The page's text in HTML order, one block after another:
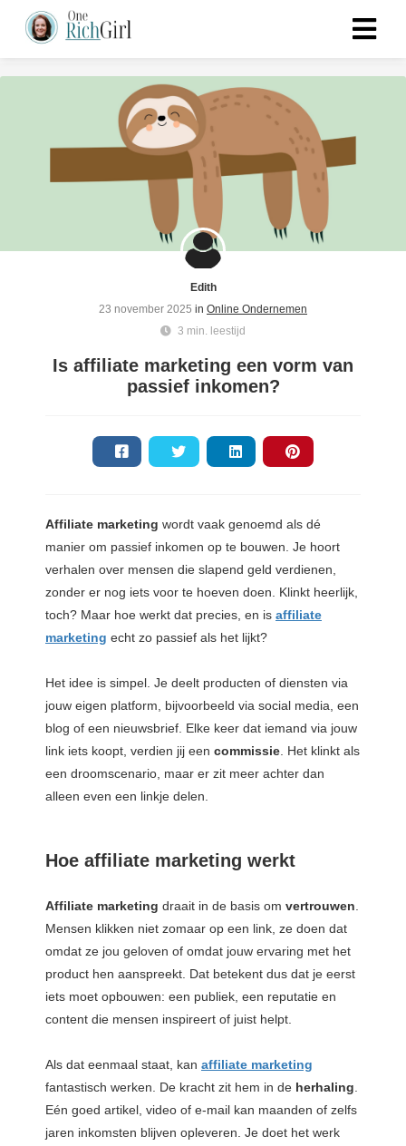
Edith
23 november 2025 in Online Ondernemen
3 min. leestijd
Is affiliate marketing een vorm van
passief inkomen?
Affiliate marketing wordt vaak genoemd als dé
manier om passief inkomen op te bouwen. Je hoort
verhalen over mensen die slapend geld verdienen,
zonder er nog iets voor te hoeven doen. Klinkt heerlijk,
toch? Maar hoe werkt dat precies, en is affiliate
marketing echt zo passief als het lijkt?
Het idee is simpel. Je deelt producten of diensten via
jouw eigen platform, bijvoorbeeld via social media, een
blog of een nieuwsbrief. Elke keer dat iemand via jouw
link iets koopt, verdien jij een commissie . Het klinkt als
een droomscenario, maar er zit meer achter dan
alleen even een linkje delen.
Hoe affiliate marketing werkt
Affiliate marketing draait in de basis om vertrouwen
Mensen klikken niet zomaar op een link, ze doen dat
omdat ze jou geloven of omdat jouw ervaring met het
product hen aanspreekt. Dat betekent dus dat je eerst
iets moet opbouwen: een publiek, een reputatie en
content die mensen inspireert of juist helpt.
Als dat eenmaal staat, kan affiliate marketing
fantastisch werken. De kracht zit hem in de herhaling
Eén goed artikel, video of e-mail kan maanden of zelfs
jaren inkomsten blijven opleveren. Je doet het werk